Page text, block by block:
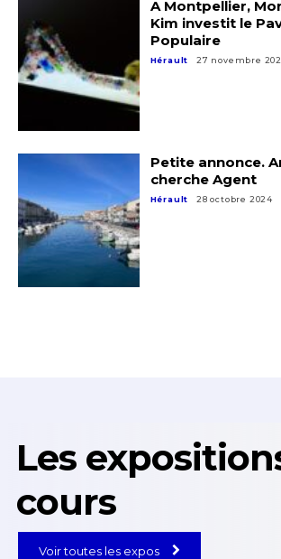
A Montpellier,
Kim investit le
Populaire
Hérault 27 novembre
Petite annonce.
cherche Agent
Hérault 28 octobre 2024
Les
cours
Voir toutes les expos